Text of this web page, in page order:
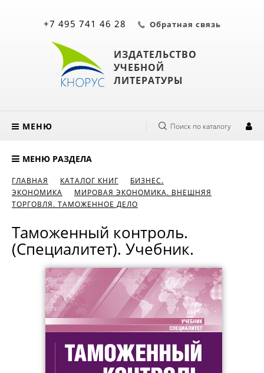
ИЗДАТЕЛЬСТВО
УЧЕБНОЙ
ЛИТЕРАТУРЫ
+7 495 741 46 28 Обратная связь
МЕНЮ Поиск по каталогу
МЕНЮ РАЗДЕЛА
ГЛАВНАЯ КАТАЛОГ КНИГ
БИЗНЕС.
ЭКОНОМИКА
МИРОВАЯ ЭКОНОМИКА. ВНЕШНЯЯ
ТОРГОВЛЯ. ТАМОЖЕННОЕ ДЕЛО
Таможенный контроль.
(Специалитет). Учебник.